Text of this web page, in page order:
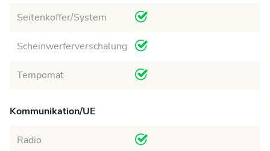
Seitenkoffer/System
Scheinwerferverschalung
Tempomat
Kommunikation/UE
Radio